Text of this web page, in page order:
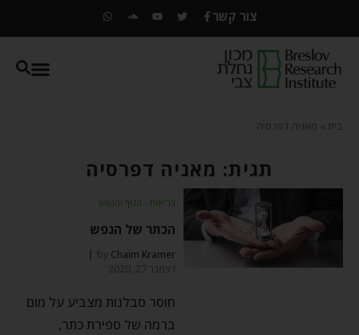
צור קשר
בית מאניה דפרסיה
תגית: מאניה דפרסיה
בריאות - הגוף והנפש
הכתר של הנפש
by Chaim Kramer
דצמבר 27, 2020
חוסר סבלנות מצביע על מום
ברמה של ספירת כתר,